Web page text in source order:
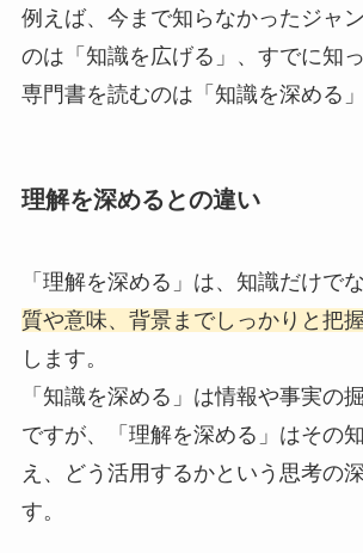
例えば、今まで知らなかったジャ
のは「知識を広げる」、すでに知
専門書を読むのは「知識を深める
理解を深めるとの違い
「理解を深める」は、知識だけでな
質や意味、背景までしっかりと把
します。
「知識を深める」は情報や事実の
ですが、「理解を深める」はその
え、どう活用するかという思考の
す。